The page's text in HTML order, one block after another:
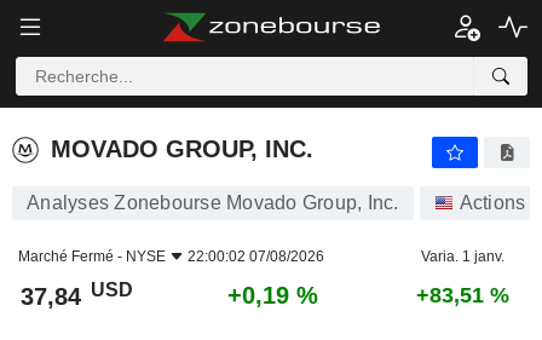
MOVADO GROUP, INC.
MOVADO GROUP, INC.
Analyses Zonebourse Movado Group, Inc. Actions
Marché Fermé - NYSE 22:00:02 07/08/2026 Varia. 1 janv.
37,84 USD +0,19 % +83,51 %